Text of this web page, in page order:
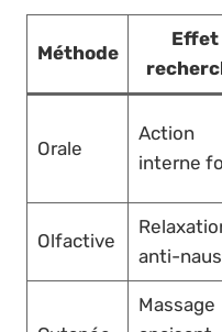
Méthode
Effet
Orale
Action
interne
Olfactive
anti-
Massage